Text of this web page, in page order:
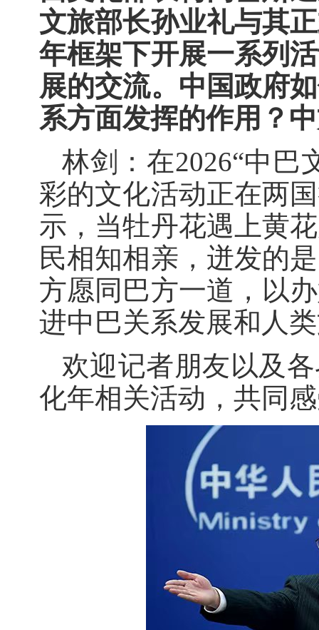
文旅部长孙业礼与其
年框架下开展一系列
展的交流。中国政府
系方面发挥的作用？
林剑：在2026“中巴
彩的文化活动正在两
示，当牡丹花遇上黄
民相知相亲，迸发的
方愿同巴方一道，以
进中巴关系发展和人
欢迎记者朋友以及
化年相关活动，共同